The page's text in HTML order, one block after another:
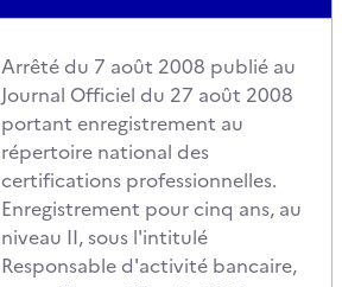
Arrêté du 7 août 2008 publié au
Journal Officiel du 27 août 2008
portant enregistrement au
répertoire national des
certifications professionnelles.
Enregistrement pour cinq ans, au
niveau II, sous l'intitulé
Responsable d'activité bancaire,